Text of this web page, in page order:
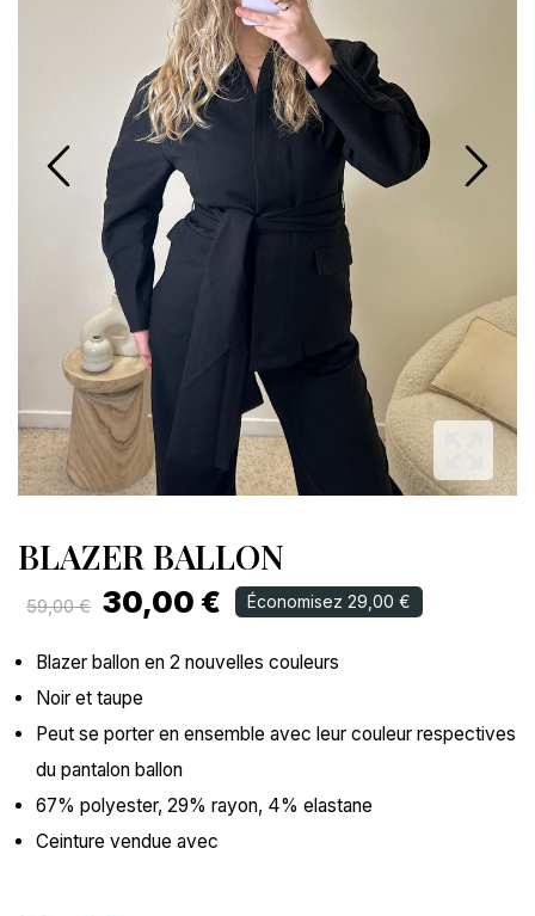
BLAZER BALLON
59,00 € 30,00 € Économisez 29,00 €
Blazer ballon en 2 nouvelles couleurs
Noir et taupe
Peut se porter en ensemble avec leur couleur respectives
du pantalon ballon
67% polyester, 29% rayon, 4% elastane
Ceinture vendue avec